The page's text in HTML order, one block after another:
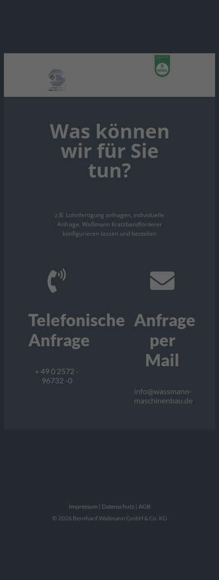
Was können
wir für Sie
tun?
z.B. Lohnfertigung anfragen, individuelle
Anfrage, Waßmann Kratzbandförderer
konfigurieren lassen und bestellen
Telefonische
Anfrage
+ 49 0 2572 -
96732 -0
Anfrage
per
Mail
info@wassmann-
maschinenbau.de
Impressum | Datenschutz | AGB
© 2026 Bernhard Waßmann GmbH & Co. KG